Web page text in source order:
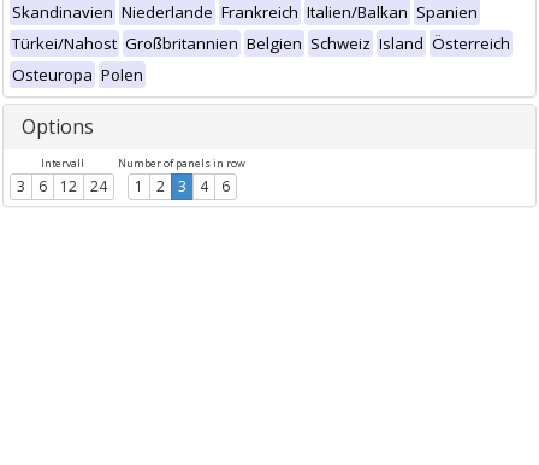
Skandinavien Niederlande Frankreich Italien/Balkan Spanien
Türkei/Nahost Großbritannien Belgien Schweiz Island Österreich
Osteuropa Polen
Options
Intervall
3 6 12 24
Number of panels in row
1 2 3 4 6